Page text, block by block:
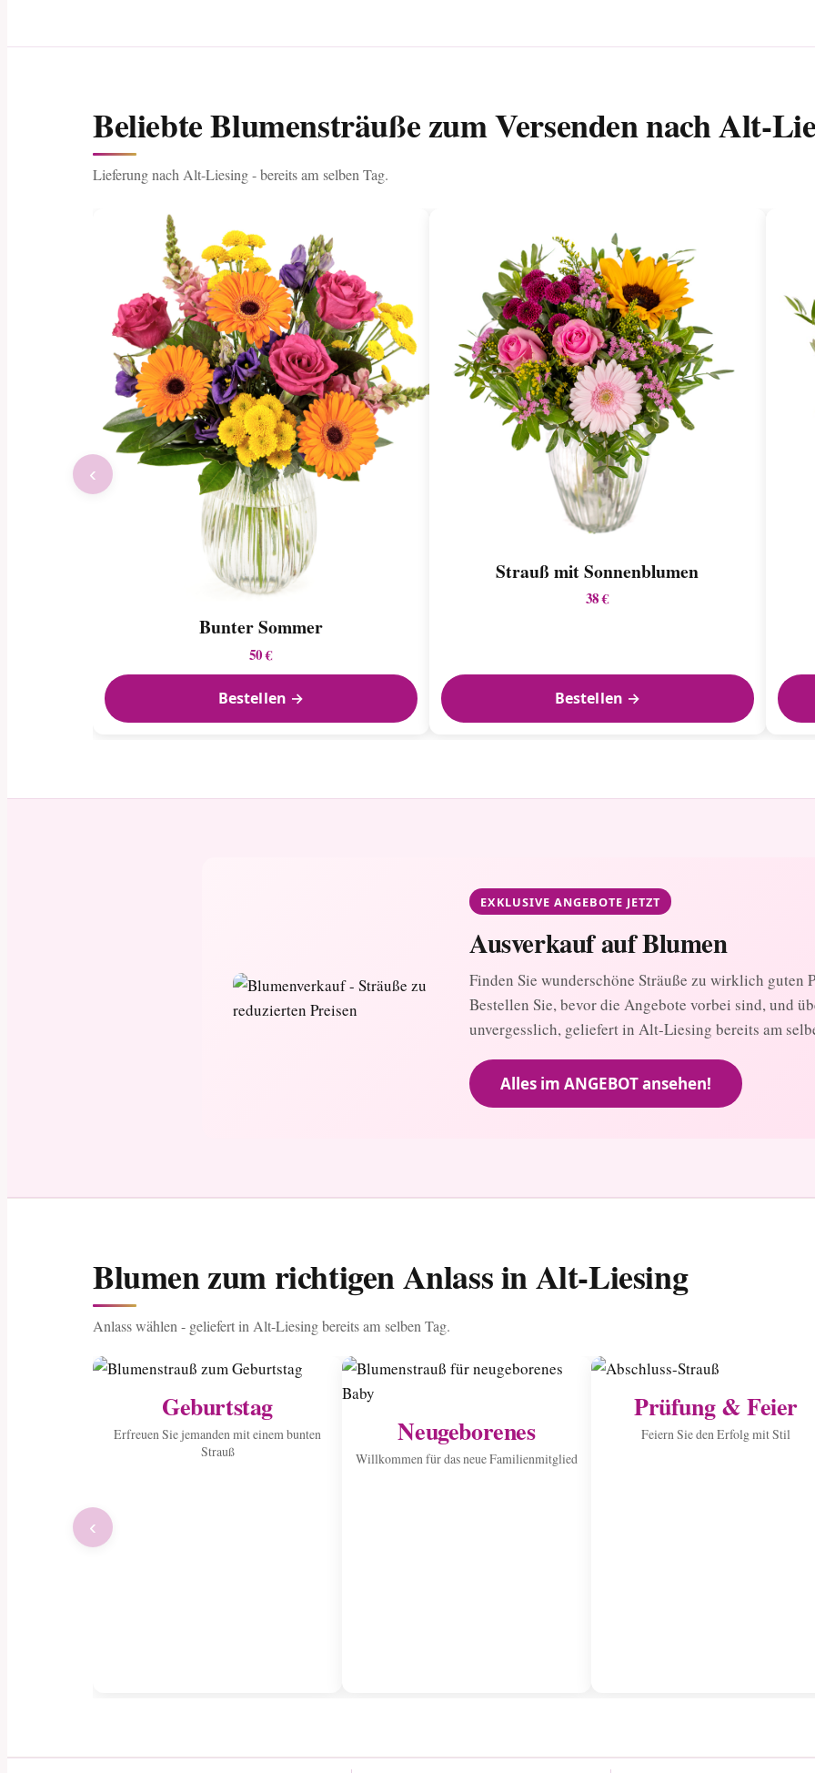
Beliebte Blumensträuße zum Versenden nach Alt-
Lieferung nach Alt-Liesing - bereits am selben Tag.
Bunter Sommer
50 €
Bestellen →
Strauß mit Sonnenblumen
38 €
Bestellen →
‹
EXKLUSIVE ANGEBOTE JETZT
Ausverkauf auf Blumen
Finden Sie wunderschöne Sträuße zu wirklich guten
Bestellen Sie, bevor die Angebote vorbei sind, und
unvergesslich, geliefert in Alt-Liesing bereits am
Alles im ANGEBOT ansehen!
Blumen zum richtigen Anlass in Alt-Liesing
Anlass wählen - geliefert in Alt-Liesing bereits am selben Tag.
Geburtstag
Erfreuen Sie jemanden mit einem bunten
Strauß
Neugeborenes
Willkommen für das neue Familienmitglied
Prüfung & Feier
Feiern Sie den Erfolg mit Stil
‹